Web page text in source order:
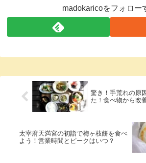
madokaricoをフォロー
驚き！手荒れの原
た！食べ物から改
太宰府天満宮の初詣で梅ヶ枝餅を食べ
よう！営業時間とピークはいつ？